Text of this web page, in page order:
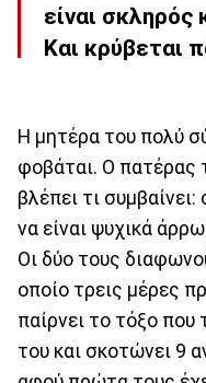
είναι σκληρός
Και κρύβεται
Η μητέρα του πολύ
φοβάται. Ο πατέρας
βλέπει τι
να είναι ψυχικά
Οι δύο τους
οποίο τρεις μέρες
παίρνει το τόξο που
του και σκοτώνει 9